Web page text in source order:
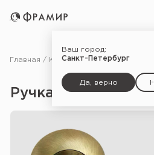
Ваш город:
Санкт-Петербург
Да, верно
Главная Каталог Фурнитура
Ручка MH-26 —